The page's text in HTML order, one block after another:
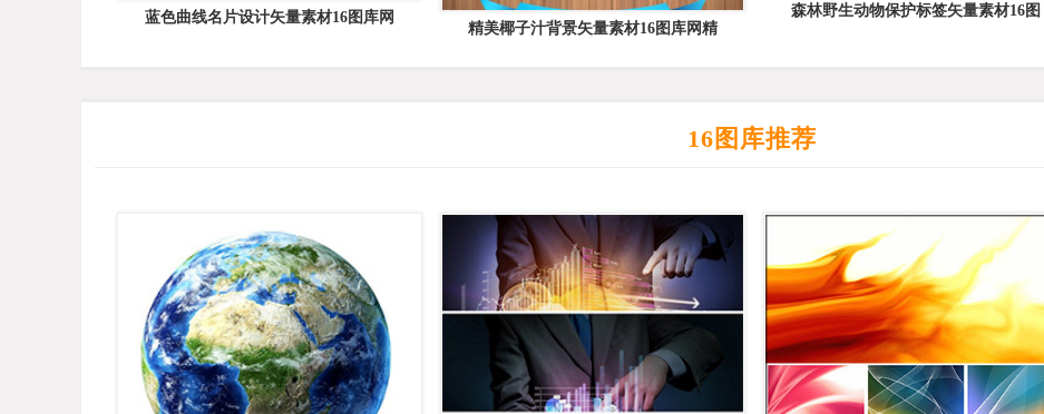
蓝色曲线名片设计矢量素材16图库网
精美椰子汁背景矢量素材16图库网精
森林野生动物保护标签矢量素材16图
16图库推荐